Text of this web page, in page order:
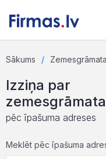
Sākums Zemesgrāmata
Izziņa par
pēc īpašuma adreses
Meklēt pēc īpašuma